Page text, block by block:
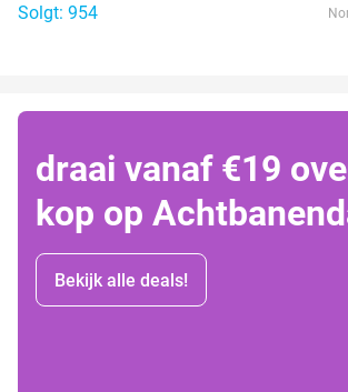
Solgt: 954
draai vanaf €19
kop op
Bekijk alle deals!